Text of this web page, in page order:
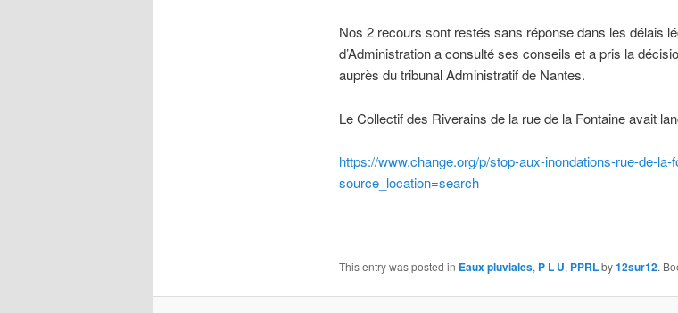
Nos 2 recours sont restés sans réponse dans les délais
d’Administration a consulté ses conseils et a pris la
auprès du tribunal Administratif de Nantes.
Le Collectif des Riverains de la rue de la Fontaine avait
https://www.change.org/p/stop-aux-inondations-rue-de-la-
source_location=search
This entry was posted in Eaux pluviales, P L U, PPRLby12sur12.